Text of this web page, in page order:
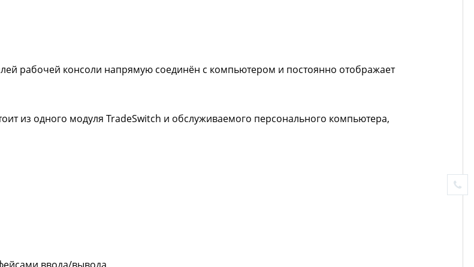
рабочей консоли напрямую соединён с компьютером и постоянно отображает
из одного модуля TradeSwitch и обслуживаемого персонального компьютера,